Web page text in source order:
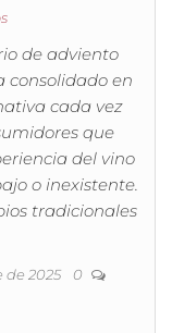
de adviento
consolidado en
cada vez
que
del vino
o inexistente.
tradicionales
de 2025 0